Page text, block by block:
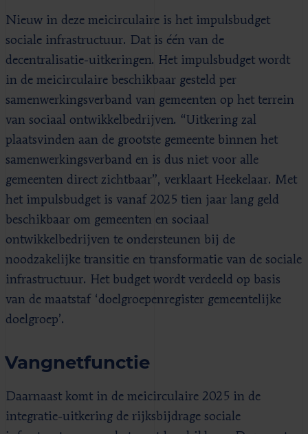
Nieuw in deze meicirculaire is het impulsbudget
sociale infrastructuur. Dat is één van de
decentralisatie-uitkeringen. Het impulsbudget wordt
in de meicirculaire beschikbaar gesteld per
samenwerkingsverband van gemeenten op het terrein
van sociaal ontwikkelbedrijven. “Uitkering zal
plaatsvinden aan de grootste gemeente binnen het
samenwerkingsverband en is dus niet voor alle
gemeenten direct zichtbaar”, verklaart Heekelaar. Met
het impulsbudget is vanaf 2025 tien jaar lang geld
beschikbaar om gemeenten en sociaal
ontwikkelbedrijven te ondersteunen bij de
noodzakelijke transitie en transformatie van de sociale
infrastructuur. Het budget wordt verdeeld op basis
van de maatstaf ‘doelgroepenregister gemeentelijke
doelgroep’.
Vangnetfunctie
Daarnaast komt in de meicirculaire 2025 in de
integratie-uitkering de rijksbijdrage sociale